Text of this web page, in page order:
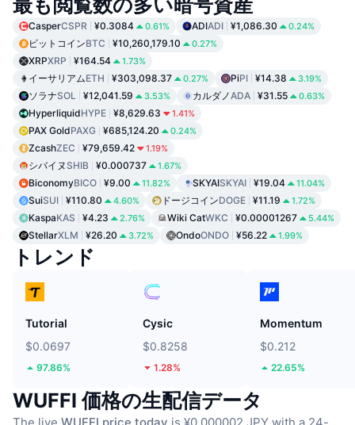
CasperCSPR ¥0.3084 0.61% ADIADI ¥1,086.30 0.24%
ビットコインBTC ¥10,260,179.10 0.27%
XRPXRP ¥164.54 1.73%
イーサリアムETH ¥303,098.37 0.27% PiPI ¥14.38 3.19%
ソラナSOL ¥12,041.59 3.53% カルダノADA ¥31.55 0.63%
HyperliquidHYPE ¥8,629.63 1.41%
PAX GoldPAXG ¥685,124.20 0.24%
ZcashZEC ¥79,659.42 1.19%
シバイヌ SHIB ¥0.000737 1.67%
BiconomyBICO ¥9.00 11.82% SKYAISKYAI ¥19.04 11.04%
SuiSUI ¥110.80 4.60% ドージコインDOGE ¥11.19 1.72%
KaspaKAS ¥4.23 2.76% Wiki CatWKC ¥0.00001267 5.44%
StellarXLM ¥26.20 3.72% OndoONDO ¥56.22 1.99%
トレンド
Tutorial
$0.0697
97.86%
Cysic
$0.8258
1.28%
Momentum
$0.212
22.65%
WUFFI 価格の生配信データ
The live WUFFI price today is ¥0.000002 JPY with a 24-